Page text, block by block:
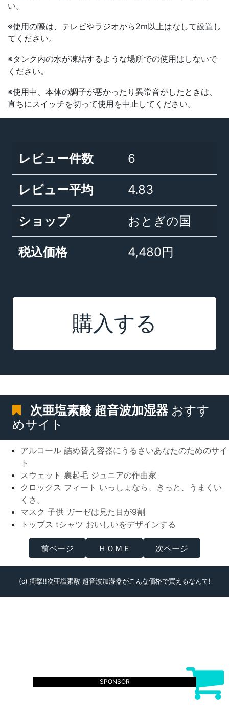
い。
※使用の際は、テレビやラジオから2m以上はなして設置し
てください。
※タンク内の水が凍結するような場所での使用はしないで
ください。
※使用中、本体の調子が悪かったり異常音がしたときは、
直ちにスイッチを切って使用を中止してください。
レビュー件数 6
レビュー平均 4.83
ショップ おとぎの国
税込価格 4,480円
購入する
次亜塩素酸 超音波加湿器 おすす
めサイト
アルコール 詰め替え容器にうるさいあなたのためのサイ
ト
スウェット 裏起毛 ジュニアの作曲家
クロックス フィート いっしょなら、きっと、うまくい
くさ。
マスク 子供 ガーゼは見た目が9割
トップス tシャツ おいしいをデザインする
前ページ ＨＯＭＥ 次ページ
(c) 衝撃!!次亜塩素酸 超音波加湿器がこんな価格で買えるなんて!
SPONSOR